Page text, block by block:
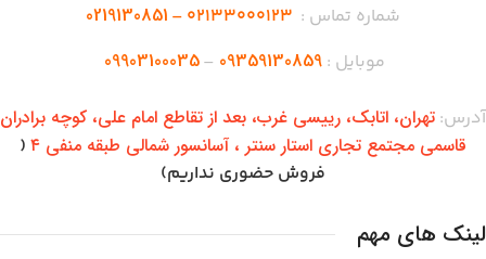
شماره تماس : 02133000123 –
0219130851
موبایل : 09359130859
–
09903100035
آدرس: تهران،‌ اتابک، رییسی غرب، بعد از تقاطع امام علی، کوچه برادران
قاسمی مجتمع تجاری استار سنتر ، آسانسور شمالی طبقه منفی ۴
(
فروش حضوری نداریم)
لینک های مهم